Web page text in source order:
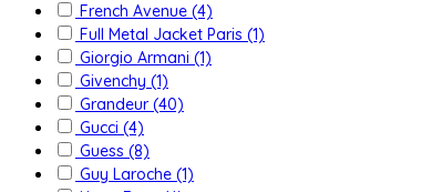
French Avenue (4)
Full Metal Jacket Paris (1)
Giorgio Armani (1)
Givenchy (1)
Grandeur (40)
Gucci (4)
Guess (8)
Guy Laroche (1)